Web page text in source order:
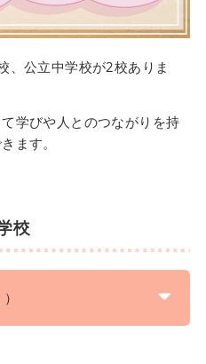
、公立中学校が2校ありま
学びや人とのつながりを持
ます。
校